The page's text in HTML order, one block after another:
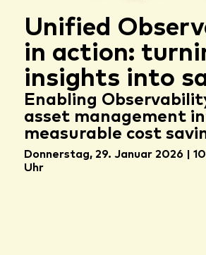
Unified
in action:
insights into
Enabling
asset management
measurable cost
Donnerstag, 29. Januar 2026 |
Uhr